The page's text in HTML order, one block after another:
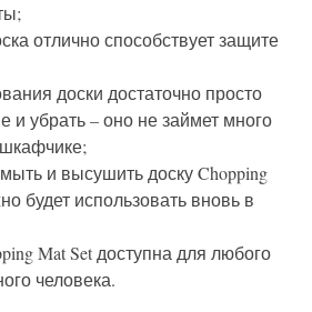
отлично способствует защите
доски достаточно просто
и убрать – оно не займет много
и высушить доску Chopping
будет использовать вновь в
Mat Set доступна для любого
человека.